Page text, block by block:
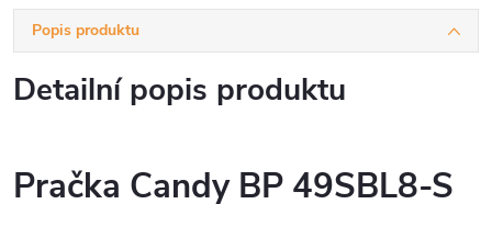
Popis produktu
Detailní popis produktu
Pračka Candy BP 49SBL8-S